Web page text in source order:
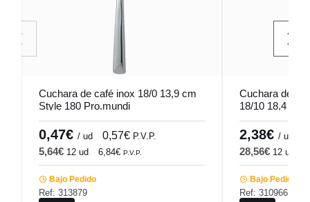
Cuchara de café inox 18/0 13,9 cm
Style 180 Pro.mundi
0,47€ / ud 0,57€ P.V.P.
5,64€ 12 ud 6,84€ P.V.P.
Bajo Pedido
Ref: 313879
Cuchara de
18/10 18,4 cm
2,38€ / ud
28,56€ 12 ud
Bajo Pedido
Ref: 310966